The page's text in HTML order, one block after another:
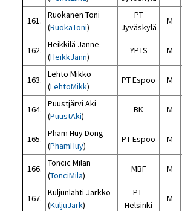
161.
Ruokanen Toni
(RuokaToni)
PT
Jyväskylä
M
162.
Heikkilä Janne
(HeikkJann)
YPTS M
163.
Lehto Mikko
(LehtoMikk)
PT Espoo M
164.
Puustjärvi Aki
(PuustAki)
BK M
165.
Pham Huy Dong
(PhamHuy)
PT Espoo M
166.
Toncic Milan
(TonciMila)
MBF M
167.
Kuljunlahti Jarkko
(KuljuJark)
PT-
Helsinki
M